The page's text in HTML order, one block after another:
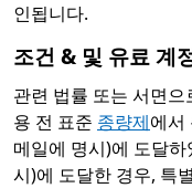
인됩니다.
조건 & 및 유료 계
관련 법률 또는 서면
용 전 표준 종량제에서
메일에 명시)에 도달
시)에 도달한 경우, 특